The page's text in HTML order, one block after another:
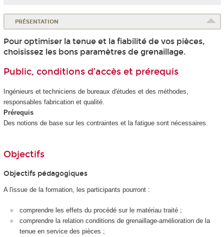
PRÉSENTATION
Pour optimiser la tenue et la fiabilité de vos pièces,
choisissez les bons paramètres de grenaillage.
Public, conditions d’accès et prérequis
Ingénieurs et techniciens de bureaux d'études et des méthodes,
responsables fabrication et qualité.
Prérequis
Des notions de base sur les contraintes et la fatigue sont nécessaires.
Objectifs
Objectifs pédagogiques
A l'issue de la formation, les participants pourront :
comprendre les effets du procédé sur le matériau traité ;
comprendre la relation conditions de grenaillage-amélioration de la
tenue en service des pièces ;